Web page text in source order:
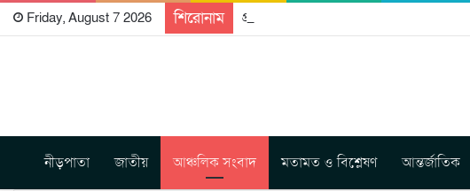
Friday, August 7 2026 শিরোনাম প্রকাশিত হতে যাচ্ছে দি রাবুগার নতুন গান
নীড়পাতা জাতীয় আঞ্চলিক সংবাদ মতামত ও বিশ্লেষণ আন্তর্জাতিক